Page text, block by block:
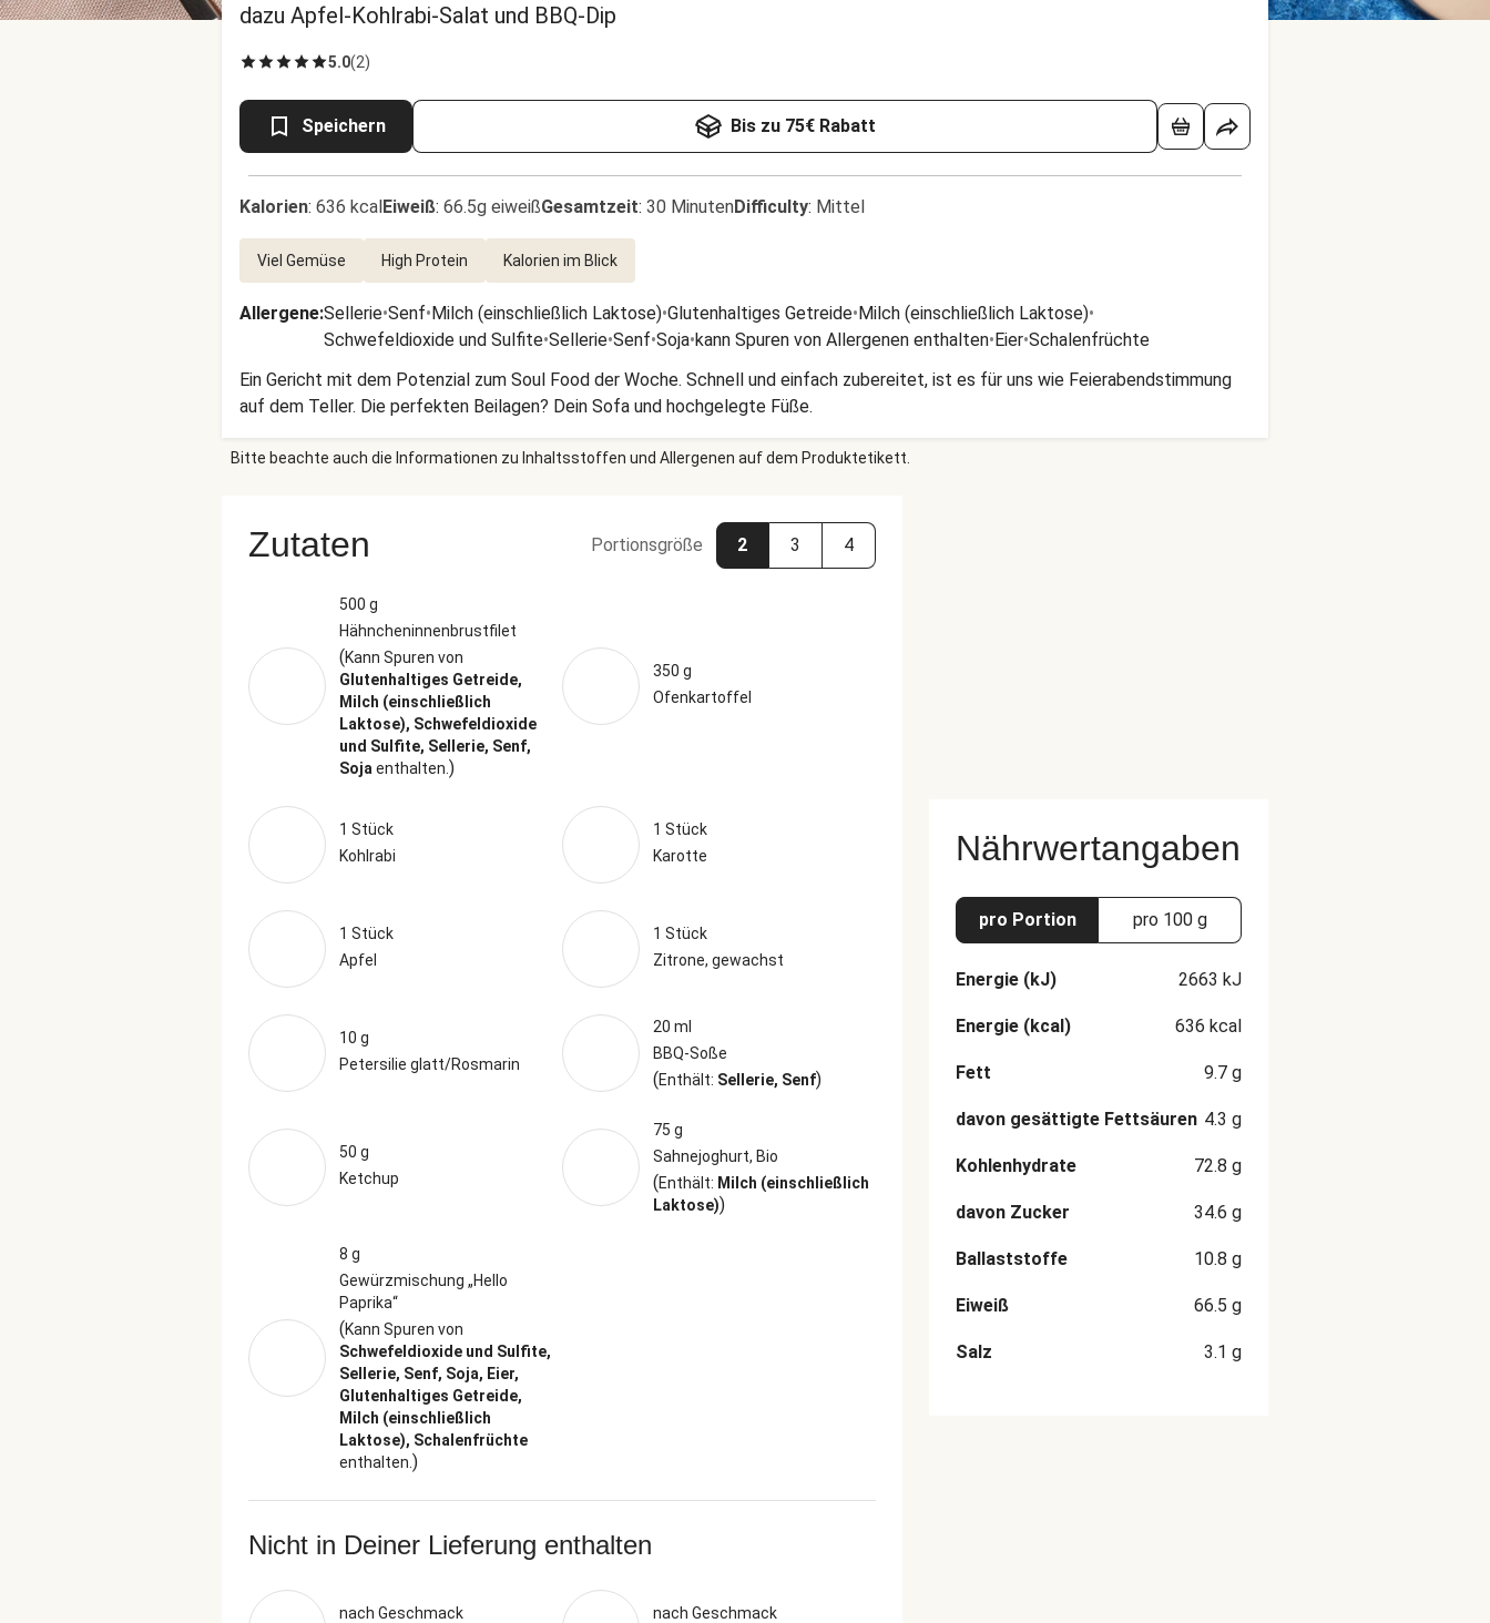
dazu Apfel-Kohlrabi-Salat und BBQ-Dip
5.0(2)
Speichern Bis zu 75€ Rabatt
Kalorien: 636 kcalEiweiß: 66.5g eiweißGesamtzeit: 30 MinutenDifficulty: Mittel
Viel Gemüse High Protein Kalorien im Blick
Allergene:Sellerie•Senf•Milch (einschließlich Laktose)•Glutenhaltiges Getreide•Milch (einschließlich Laktose)•
Schwefeldioxide und Sulfite•Sellerie•Senf•Soja•kann Spuren von Allergenen enthalten•Eier•Schalenfrüchte
Ein Gericht mit dem Potenzial zum Soul Food der Woche. Schnell und einfach zubereitet, ist es für uns wie Feierabendstimmung
auf dem Teller. Die perfekten Beilagen? Dein Sofa und hochgelegte Füße.
Bitte beachte auch die Informationen zu Inhaltsstoffen und Allergenen auf dem Produktetikett.
Zutaten Portionsgröße 2 3 4
500 g
Hähncheninnenbrustfilet
(Kann Spuren von
Glutenhaltiges Getreide,
Milch (einschließlich
Laktose), Schwefeldioxide
und Sulfite, Sellerie, Senf,
Soja enthalten. )
350 g
Ofenkartoffel
1 Stück
Kohlrabi
1 Stück
Karotte
1 Stück
Apfel
1 Stück
Zitrone, gewachst
10 g
Petersilie glatt/Rosmarin
20 ml
BBQ-Soße
(Enthält: Sellerie, Senf)
50 g
Ketchup
75 g
Sahnejoghurt, Bio
(Enthält: Milch (einschließlich
Laktose))
8 g
Gewürzmischung „Hello
Paprika“
(Kann Spuren von
Schwefeldioxide und Sulfite,
Sellerie, Senf, Soja, Eier,
Glutenhaltiges Getreide,
Milch (einschließlich
Laktose), Schalenfrüchte
enthalten. )
Nicht in Deiner Lieferung enthalten
nach Geschmack
nach Geschmack
Nährwertangaben
pro Portion pro 100 g
Energie (kJ) 2663 kJ
Energie (kcal) 636 kcal
Fett 9.7 g
davon gesättigte Fettsäuren 4.3 g
Kohlenhydrate 72.8 g
davon Zucker 34.6 g
Ballaststoffe 10.8 g
Eiweiß 66.5 g
Salz 3.1 g